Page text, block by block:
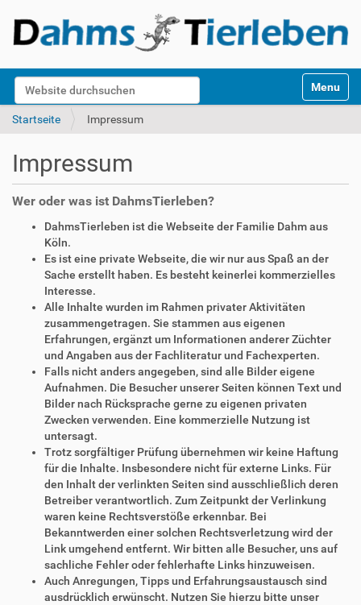
Website durchsuchen
k
Toggle
Startseite Impressum
Impressum
Wer oder was ist DahmsTierleben?
DahmsTierleben ist die Webseite der Familie Dahm aus
Köln.
Es ist eine private Webseite, die wir nur aus Spaß an der
Sache erstellt haben. Es besteht keinerlei kommerzielles
Interesse.
Alle Inhalte wurden im Rahmen privater Aktivitäten
zusammengetragen. Sie stammen aus eigenen
Erfahrungen, ergänzt um Informationen anderer Züchter
und Angaben aus der Fachliteratur und Fachexperten.
Falls nicht anders angegeben, sind alle Bilder eigene
Aufnahmen. Die Besucher unserer Seiten können Text und
Bilder nach Rücksprache gerne zu eigenen privaten
Zwecken verwenden. Eine kommerzielle Nutzung ist
untersagt.
Trotz sorgfältiger Prüfung übernehmen wir keine Haftung
für die Inhalte. Insbesondere nicht für externe Links. Für
den Inhalt der verlinkten Seiten sind ausschließlich deren
Betreiber verantwortlich. Zum Zeitpunkt der Verlinkung
waren keine Rechtsverstöße erkennbar. Bei
Bekanntwerden einer solchen Rechtsverletzung wird der
Link umgehend entfernt. Wir bitten alle Besucher, uns auf
sachliche Fehler oder fehlerhafte Links hinzuweisen.
Auch Anregungen, Tipps und Erfahrungsaustausch sind
ausdrücklich erwünscht. Nutzen Sie hierzu bitte unser